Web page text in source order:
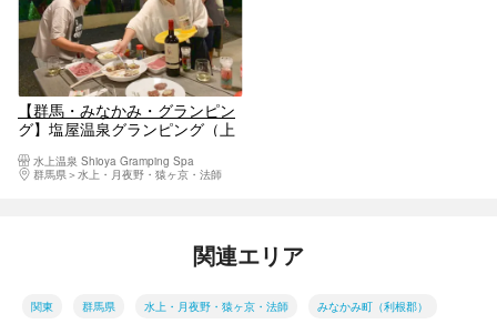
【群馬・みなかみ・グランピン
グ】塩屋温泉グランピング（上
切り＞
水上温泉 Shioya Gramping Spa
群馬県
水上・月夜野・猿ヶ京・法師
関連エリア
関東 群馬県 水上・月夜野・猿ヶ京・法師 みなかみ町（利根郡）